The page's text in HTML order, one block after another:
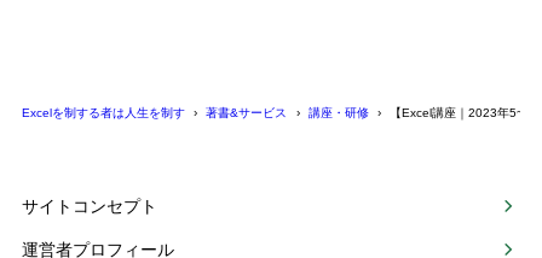
Excelを制する者は人生を制す 著書&サービス 講座・研修 【Excel講座｜2023年5~7
サイトコンセプト
運営者プロフィール